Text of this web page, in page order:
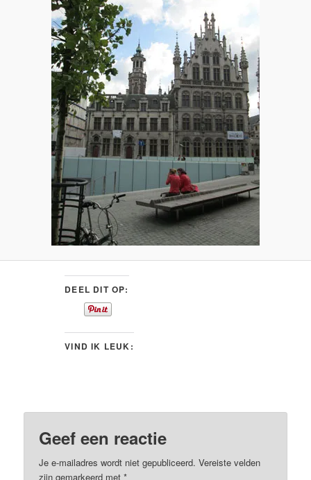
DEEL DIT OP:
VIND IK LEUK:
Geef een reactie
Je e-mailadres wordt niet gepubliceerd. Vereiste velden
zijn gemarkeerd met*